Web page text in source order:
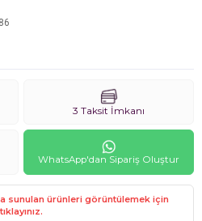
3 Taksit İmkanı
WhatsApp'dan Sipariş Oluştur
sunulan ürünleri görüntülemek için
tıklayınız.